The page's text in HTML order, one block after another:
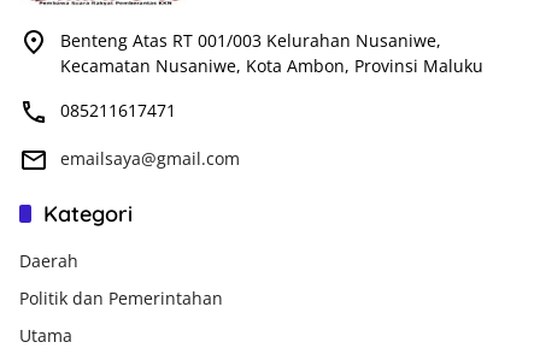
Benteng Atas RT 001/003 Kelurahan Nusaniwe,
Kecamatan Nusaniwe, Kota Ambon, Provinsi Maluku
085211617471
emailsaya@gmail.com
Kategori
Daerah
Politik dan Pemerintahan
Utama